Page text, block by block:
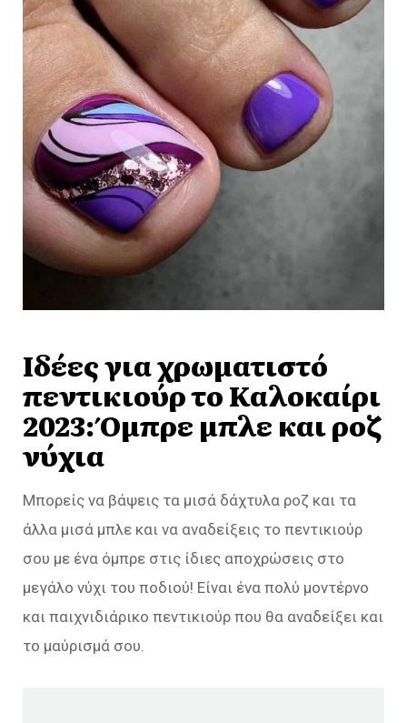
Ιδέες για χρωματιστό
πεντικιούρ το Καλοκαίρι
2023: Όμπρε μπλε και ροζ
νύχια
Μπορείς να βάψεις τα μισά δάχτυλα ροζ και τα
άλλα μισά μπλε και να αναδείξεις το πεντικιούρ
σου με ένα όμπρε στις ίδιες αποχρώσεις στο
μεγάλο νύχι του ποδιού! Είναι ένα πολύ μοντέρνο
και παιχνιδιάρικο πεντικιούρ που θα αναδείξει και
το μαύρισμά σου.